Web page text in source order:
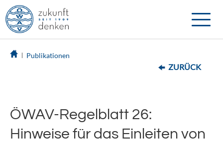
Toggle
Publikationen
ZURÜCK
ÖWAV-Regelblatt 26:
Hinweise für das Einleiten von